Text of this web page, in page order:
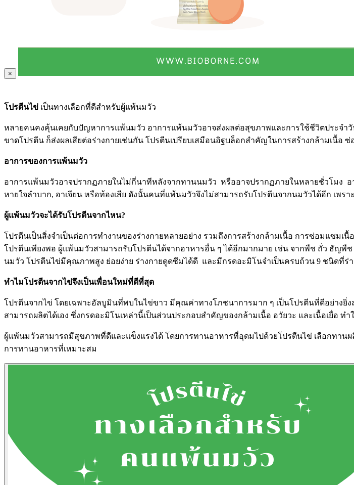
×
โปรตีนไข่ เป็นทางเลือกที่ดีสำหรับผู้แพ้นมวัว
หลายคนคงคุ้นเคยกับปัญหาการแพ้นมวัว อาการแพ้นมวัวอาจส่งผลต่อสุขภาพและการใช้ชีวิตประจ
ขาดโปรตีน ก็ส่งผลเสียต่อร่างกายเช่นกัน โปรตีนเปรียบเสมือนอิฐบล็อกสำคัญในการสร้างกล้ามเนื้อ
อาการของการแพ้นมวัว
อาการแพ้นมวัวอาจปรากฏภายในไม่กี่นาทีหลังจากทานนมวัว หรืออาจปรากฏภายในหลายชั่วโมง
หายใจลำบาก, อาเจียน หรือท้องเสีย ดังนั้นคนที่แพ้นมวัวจึงไม่สามารถรับโปรตีนจากนมวัวได้อีก เพร
ผู้แพ้นมวัวจะได้รับโปรตีนจากไหน?
โปรตีนเป็นสิ่งจำเป็นต่อการทำงานของร่างกายหลายอย่าง รวมถึงการสร้างกล้ามเนื้อ การซ่อมแซ
โปรตีนเพียงพอ ผู้แพ้นมวัวสามารถรับโปรตีนได้จากอาหารอื่น ๆ ได้อีกมากมาย เช่น จากพืช ถั่ว ธัญพืช
นมวัว โปรตีนไข่มีคุณภาพสูง ย่อยง่าย ร่างกายดูดซึมได้ดี และมีกรดอะมิโนจำเป็นครบถ้วน 9 ชนิดที่ร่า
ทำไมโปรตีนจากไข่จึงเป็นเพื่อนใหม่ที่ดีที่สุด
โปรตีนจากไข่ โดยเฉพาะอัลบูมินที่พบในไข่ขาว มีคุณค่าทางโภชนาการมาก ๆ เป็นโปรตีนที่ดีอย่างยิ่
สามารถผลิตได้เอง ซึ่งกรดอะมิโนเหล่านี้เป็นส่วนประกอบสำคัญของกล้ามเนื้อ อวัยวะ และเนื้อเยื่อ
ผู้แพ้นมวัวสามารถมีสุขภาพที่ดีและแข็งแรงได้ โดยการทานอาหารที่อุดมไปด้วยโปรตีนไข่ เลือกท
การทานอาหารที่เหมาะสม